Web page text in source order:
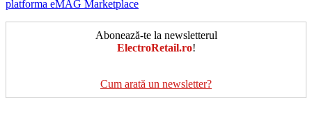
platforma eMAG Marketplace
Abonează-te la newsletterul
ElectroRetail.ro!
Cum arată un newsletter?